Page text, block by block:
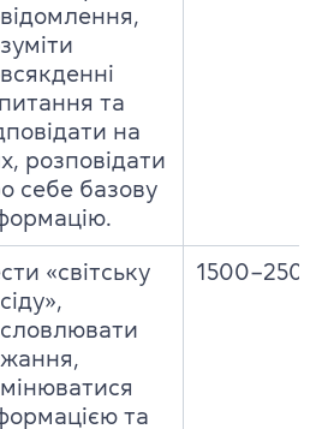
та
на
розповідати
себе базову
«світську
та